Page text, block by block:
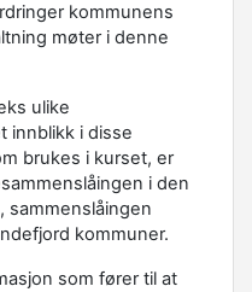
kommunens
møter i denne
ulike
innblikk i disse
brukes i kurset, er
i den
sammenslåingen
kommuner.
som fører til at